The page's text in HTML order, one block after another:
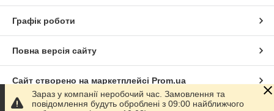
Графік роботи
Повна версія сайту
Сайт створено на маркетплейсі Prom.ua
Зараз у компанії неробочий час. Замовлення та
повідомлення будуть оброблені з 09:00 найближчого